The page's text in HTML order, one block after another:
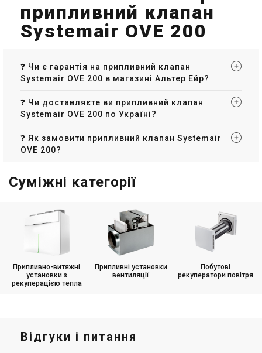
припливний клапан
Systemair OVE 200
❓ Чи є гарантія на припливний клапан
Systemair OVE 200 в магазині Альтер Ейр?
❓ Чи доставляєте ви припливний клапан
Systemair OVE 200 по Україні?
❓ Як замовити припливний клапан Systemair
OVE 200?
Суміжні категорії
Припливно-витяжні
установки з
рекуперацією тепла
Припливні установки
вентиляції
Побутові
рекуператори повітря
Відгуки і питання